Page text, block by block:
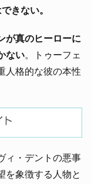
きない。
が真のヒーローに
ない 。トゥーフェ
人格的な彼の本性
ィ・デントの悪事
を象徴する人物と